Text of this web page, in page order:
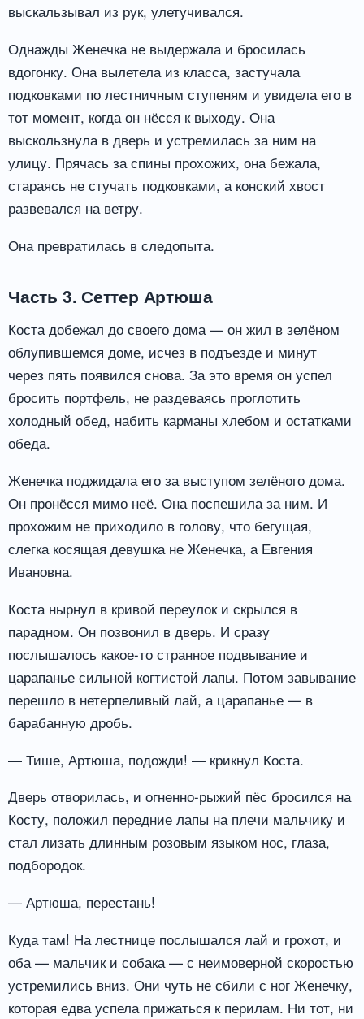
выскальзывал из рук, улетучивался.
Однажды Женечка не выдержала и бросилась
вдогонку. Она вылетела из класса, застучала
подковками по лестничным ступеням и увидела его в
тот момент, когда он нёсся к выходу. Она
выскользнула в дверь и устремилась за ним на
улицу. Прячась за спины прохожих, она бежала,
стараясь не стучать подковками, а конский хвост
развевался на ветру.
Она превратилась в следопыта.
Часть 3. Сеттер Артюша
Коста добежал до своего дома — он жил в зелёном
облупившемся доме, исчез в подъезде и минут
через пять появился снова. За это время он успел
бросить портфель, не раздеваясь проглотить
холодный обед, набить карманы хлебом и остатками
обеда.
Женечка поджидала его за выступом зелёного дома.
Он пронёсся мимо неё. Она поспешила за ним. И
прохожим не приходило в голову, что бегущая,
слегка косящая девушка не Женечка, а Евгения
Ивановна.
Коста нырнул в кривой переулок и скрылся в
парадном. Он позвонил в дверь. И сразу
послышалось какое-то странное подвывание и
царапанье сильной когтистой лапы. Потом завывание
перешло в нетерпеливый лай, а царапанье — в
барабанную дробь.
— Тише, Артюша, подожди! — крикнул Коста.
Дверь отворилась, и огненно-рыжий пёс бросился на
Косту, положил передние лапы на плечи мальчику и
стал лизать длинным розовым языком нос, глаза,
подбородок.
— Артюша, перестань!
Куда там! На лестнице послышался лай и грохот, и
оба — мальчик и собака — с неимоверной скоростью
устремились вниз. Они чуть не сбили с ног Женечку,
которая едва успела прижаться к перилам. Ни тот, ни